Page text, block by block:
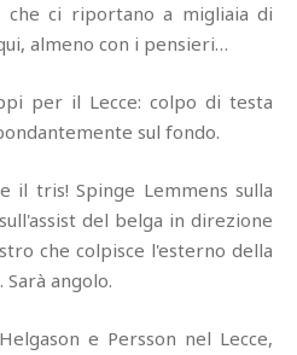
ci riportano a migliaia di
almeno con i pensieri…
per il Lecce: colpo di testa
sul fondo.
il tris! Spinge Lemmens sulla
del belga in direzione
che colpisce l'esterno della
angolo.
e Persson nel Lecce,